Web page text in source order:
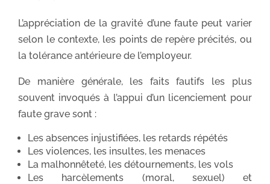
L’appréciation de la gravité d’une faute peut varier
selon le contexte, les points de repère précités, ou
la tolérance antérieure de l’employeur.
De manière générale, les faits fautifs les plus
souvent invoqués à l’appui d’un licenciement pour
faute grave sont :
Les absences injustifiées, les retards répétés
Les violences, les insultes, les menaces
La malhonnêteté, les détournements, les vols
Les harcèlements (moral, sexuel) et